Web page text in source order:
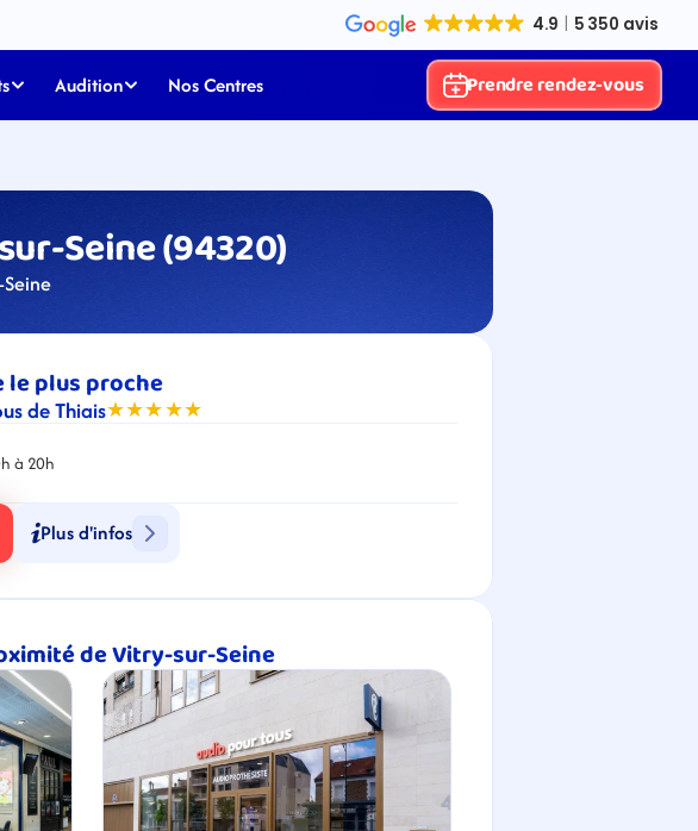
Audition Nos Centres Prendre rendez-vous
Seine (94320)
plus proche
de Thiais★★★★★
à 20h
Plus d'infos
de Vitry-sur-Seine